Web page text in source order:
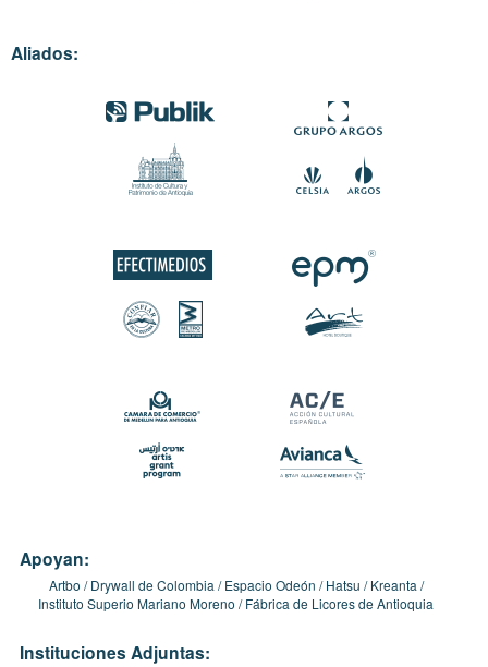
Aliados:
Apoyan:
Artbo Drywall de Colombia Espacio Odeón Hatsu
Kreanta
Instituto Superio Mariano Moreno
Fábrica de Licores de Antioquia
Instituciones Adjuntas: